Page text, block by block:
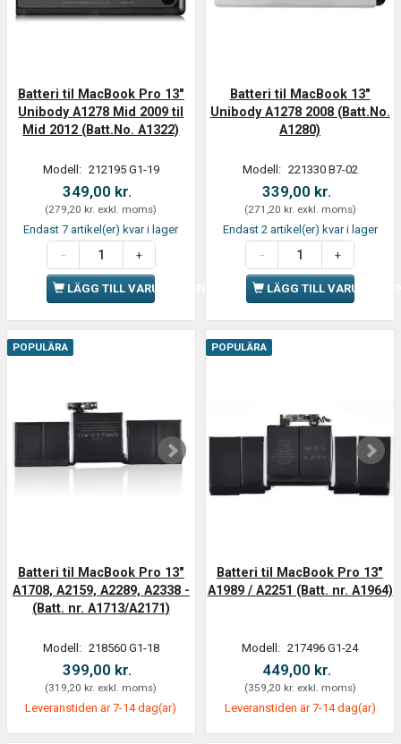
Batteri til MacBook Pro 13"
Unibody A1278 Mid 2009 til
Mid 2012 (Batt.No. A1322)
Modell: 212195 G1-19
349,00 kr.
(279,20 kr. exkl. moms)
Endast 7 artikel(er) kvar i lager
LÄGG TILL VARUKORGEN
Batteri til MacBook 13"
Unibody A1278 2008 (Batt.No.
A1280)
Modell: 221330 B7-02
339,00 kr.
(271,20 kr. exkl. moms)
Endast 2 artikel(er) kvar i lager
LÄGG TILL
POPULÄRA
Batteri til MacBook Pro 13"
A1708, A2159, A2289, A2338 -
(Batt. nr. A1713/A2171)
Modell: 218560 G1-18
399,00 kr.
(319,20 kr. exkl. moms)
Leveranstiden är 7-14 dag(ar)
POPULÄRA
Batteri til MacBook Pro 13"
A1989 / A2251 (Batt. nr. A1964)
Modell: 217496 G1-24
449,00 kr.
(359,20 kr. exkl. moms)
Leveranstiden är 7-14 dag(ar)